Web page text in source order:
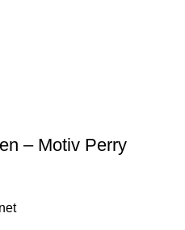
– Motiv Perry